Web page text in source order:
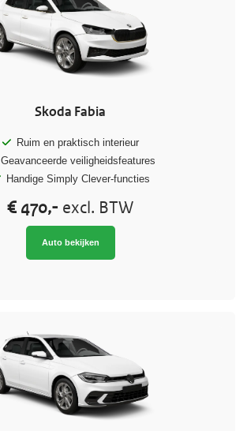
Skoda Fabia
Ruim en praktisch interieur
Geavanceerde veiligheidsfeatures
Handige Simply Clever-functies
€ 470,- excl. BTW
Auto bekijken